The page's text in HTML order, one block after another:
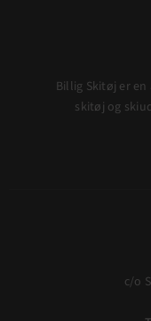
Billig Skitøj er
skitøj og
c/o